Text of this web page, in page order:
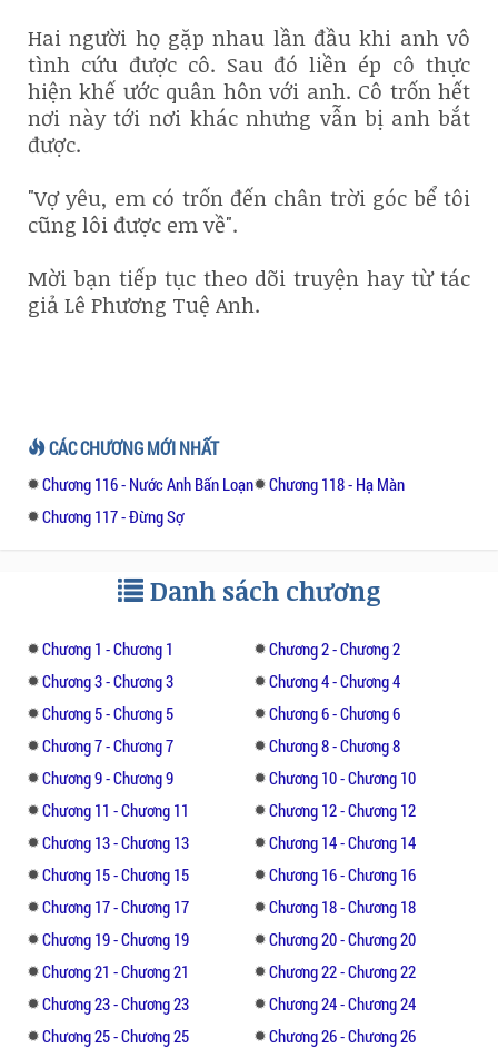
Hai người họ gặp nhau lần đầu khi anh vô
tình cứu được cô. Sau đó liền ép cô thực
hiện khế ước quân hôn với anh. Cô trốn hết
nơi này tới nơi khác nhưng vẫn bị anh bắt
được.
"Vợ yêu, em có trốn đến chân trời góc bể tôi
cũng lôi được em về".
Mời bạn tiếp tục theo dõi truyện hay từ tác
giả Lê Phương Tuệ Anh.
CÁC CHƯƠNG MỚI NHẤT
Chương 116 - Nước Anh Bấn Loạn
Chương 118 - Hạ Màn
Chương 117 - Đừng Sợ
Danh sách chương
Chương 1 - Chương 1
Chương 2 - Chương 2
Chương 3 - Chương 3
Chương 4 - Chương 4
Chương 5 - Chương 5
Chương 6 - Chương 6
Chương 7 - Chương 7
Chương 8 - Chương 8
Chương 9 - Chương 9
Chương 10 - Chương 10
Chương 11 - Chương 11
Chương 12 - Chương 12
Chương 13 - Chương 13
Chương 14 - Chương 14
Chương 15 - Chương 15
Chương 16 - Chương 16
Chương 17 - Chương 17
Chương 18 - Chương 18
Chương 19 - Chương 19
Chương 20 - Chương 20
Chương 21 - Chương 21
Chương 22 - Chương 22
Chương 23 - Chương 23
Chương 24 - Chương 24
Chương 25 - Chương 25
Chương 26 - Chương 26